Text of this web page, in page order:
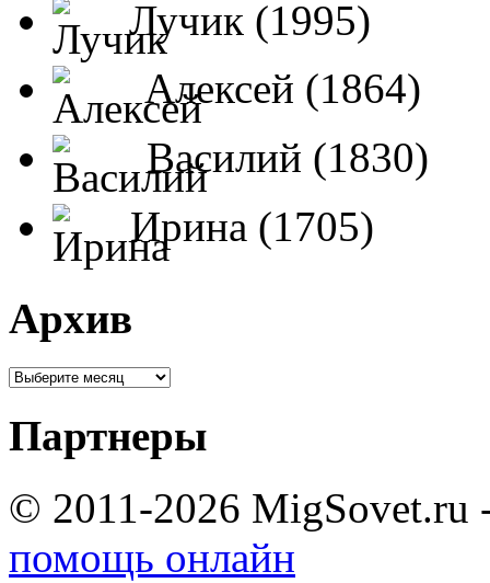
Лучик (1995)
Алексей (1864)
Василий (1830)
Ирина (1705)
Архив
Партнеры
© 2011-2026 MigSovet.ru
помощь онлайн